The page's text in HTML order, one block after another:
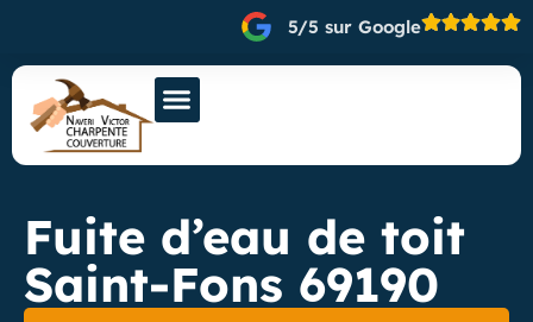
5/5 sur Google
Fuite d’eau de toit
Saint-Fons 69190